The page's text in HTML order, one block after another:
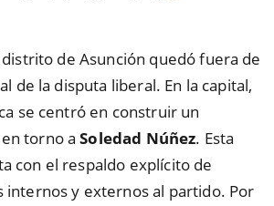
de Asunción quedó fuera de
de la disputa liberal. En la capital,
se centró en construir un
en torno aSoledad Núñez. Esta
con el respaldo explícito de
internos y externos al partido. Por